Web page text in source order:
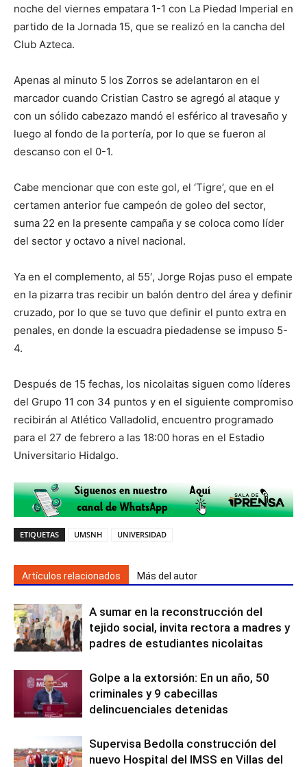
noche del viernes empatara 1-1 con La Piedad Imperial en
partido de la Jornada 15, que se realizó en la cancha del
Club Azteca.
Apenas al minuto 5 los Zorros se adelantaron en el
marcador cuando Cristian Castro se agregó al ataque y
con un sólido cabezazo mandó el esférico al travesaño y
luego al fondo de la portería, por lo que se fueron al
descanso con el 0-1.
Cabe mencionar que con este gol, el ‘Tigre’, que en el
certamen anterior fue campeón de goleo del sector,
suma 22 en la presente campaña y se coloca como líder
del sector y octavo a nivel nacional.
Ya en el complemento, al 55′, Jorge Rojas puso el empate
en la pizarra tras recibir un balón dentro del área y definir
cruzado, por lo que se tuvo que definir el punto extra en
penales, en donde la escuadra piedadense se impuso 5-
4.
Después de 15 fechas, los nicolaitas siguen como líderes
del Grupo 11 con 34 puntos y en el siguiente compromiso
recibirán al Atlético Valladolid, encuentro programado
para el 27 de febrero a las 18:00 horas en el Estadio
Universitario Hidalgo.
ETIQUETAS UMSNH UNIVERSIDAD
Artículos relacionados Más del autor
A sumar en la reconstrucción del
tejido social, invita rectora a madres y
padres de estudiantes nicolaitas
Golpe a la extorsión: En un año, 50
criminales y 9 cabecillas
delincuenciales detenidas
Supervisa Bedolla construcción del
nuevo Hospital del IMSS en Villas del